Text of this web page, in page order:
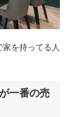
家を持ってる人
一番の売